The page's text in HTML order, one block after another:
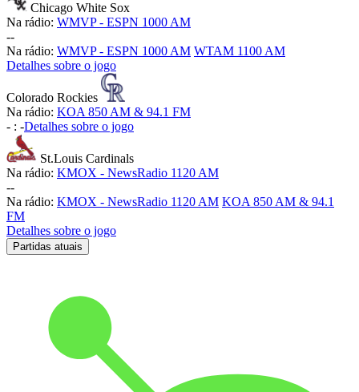
Chicago White Sox
Na rádio: WMVP - ESPN 1000 AM
--
Na rádio: WMVP - ESPN 1000 AM WTAM 1100 AM
Detalhes sobre o jogo
Colorado Rockies
Na rádio: KOA 850 AM & 94.1 FM
- : -Detalhes sobre o jogo
St.Louis Cardinals
Na rádio: KMOX - NewsRadio 1120 AM
--
Na rádio: KMOX - NewsRadio 1120 AM KOA 850 AM & 94.1
FM
Detalhes sobre o jogo
Partidas atuais